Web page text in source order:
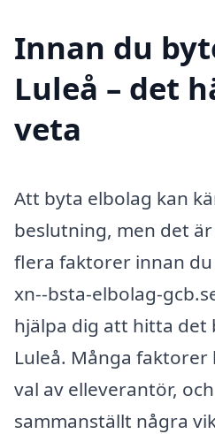
Innan du
Luleå – det
veta
Att byta elbolag kan
beslutning, men det
flera faktorer innan
xn--bsta-elbolag-
hjälpa dig att hitta det
Luleå. Många
val av elleverantör,
sammanställt några